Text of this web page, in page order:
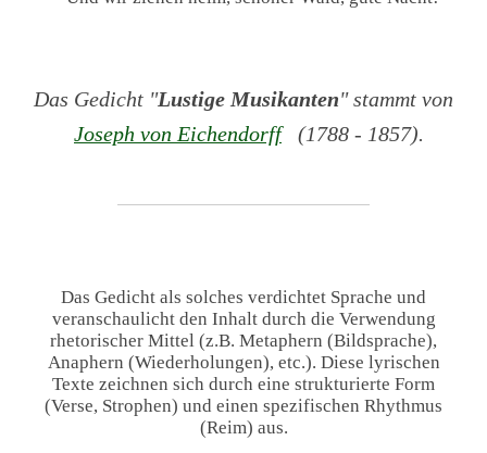
Das Gedicht "Lustige Musikanten" stammt von
Joseph von Eichendorff(1788 - 1857).
Das Gedicht als solches verdichtet Sprache und
veranschaulicht den Inhalt durch die Verwendung
rhetorischer Mittel (z.B. Metaphern (Bildsprache),
Anaphern (Wiederholungen), etc.). Diese lyrischen
Texte zeichnen sich durch eine strukturierte Form
(Verse, Strophen) und einen spezifischen Rhythmus
(Reim) aus.